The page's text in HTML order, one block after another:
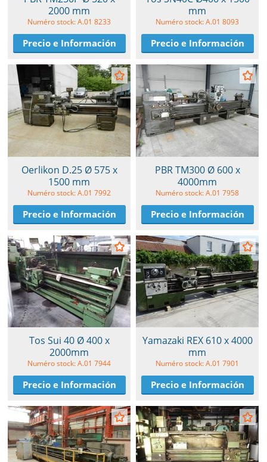
2000 mm
Numéro stock: A.01 8233
Precio e Información
mm
Numéro stock: A.01 8093
Precio e Información
Oerlikon D.25 Ø 575 x
1500 mm
Numéro stock: A.01 7992
Precio e Información
PBR TM300 Ø 600 x
4000mm
Numéro stock: A.01 7958
Precio e Información
Tos Sui 40 Ø 400 x
2000mm
Numéro stock: A.01 7944
Precio e Información
Yamazaki REX 610 x 4000
mm
Numéro stock: A.01 7901
Precio e Información